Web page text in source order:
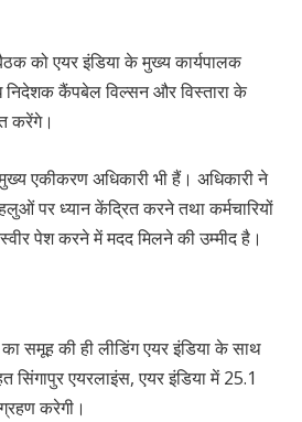
को एयर इंडिया के मुख्य कार्यपालक
निदेशक कैंपबेल विल्सन और विस्तारा के
करेंगे।
एकीकरण अधिकारी भी हैं। अधिकारी ने
पर ध्यान केंद्रित करने तथा कर्मचारियों
पेश करने में मदद मिलने की उम्मीद है।
का समूह की ही लीडिंग एयर इंडिया के साथ
सिंगापुर एयरलाइंस, एयर इंडिया में 25.1
करेगी।